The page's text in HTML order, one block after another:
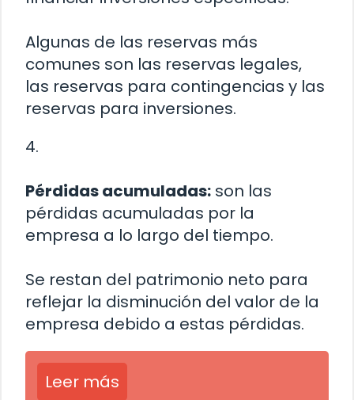
Algunas de las reservas más
comunes son las reservas legales,
las reservas para contingencias y las
reservas para inversiones.
4.
Pérdidas acumuladas: son las
pérdidas acumuladas por la
empresa a lo largo del tiempo.
Se restan del patrimonio neto para
reflejar la disminución del valor de la
empresa debido a estas pérdidas.
Leer más